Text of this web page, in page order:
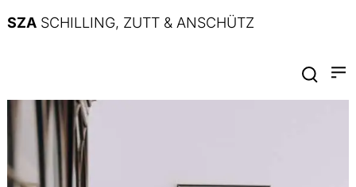
SZA SCHILLING, ZUTT & ANSCHÜTZ